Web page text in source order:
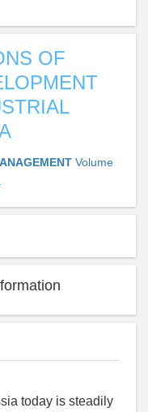
OF
Volume
today is steadily